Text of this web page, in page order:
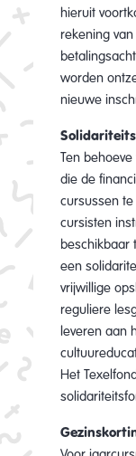
hieruit
rekening
worden
nieuwe
Ten
die de
cursussen
cursisten
beschikbaar
een
vrijwillige
reguliere
leveren aan
Het